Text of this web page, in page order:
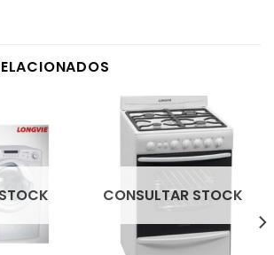
CONSULTAR STOCK